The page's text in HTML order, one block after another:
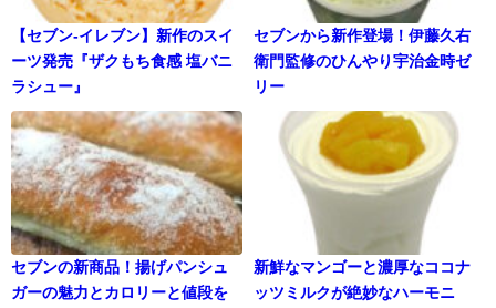
【セブン-イレブン】新作のスイ
ーツ発売『ザクもち食感 塩バニ
ラシュー』
セブンから新作登場！伊藤久右
衛門監修のひんやり宇治金時ゼ
リー
セブンの新商品！揚げパンシュ
ガーの魅力とカロリーと値段を
新鮮なマンゴーと濃厚なココナ
ッツミルクが絶妙なハーモニ